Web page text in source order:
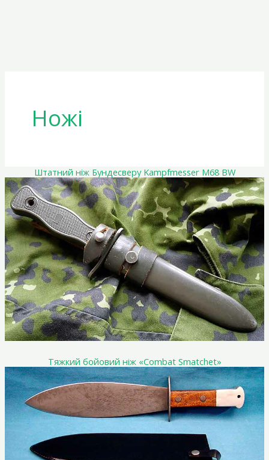
Ножі
Штатний ніж Бундесверу Kampfmesser M68 BW
Тяжкий бойовий ніж «Combat Smatchet»